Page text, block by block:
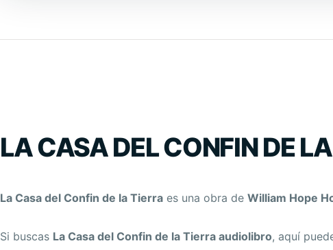
LA CASA DEL CONFIN DE
La Casa del Confin de la Tierra es una obra de William Hope
Si buscas La Casa del Confin de la Tierra audiolibro, aquí